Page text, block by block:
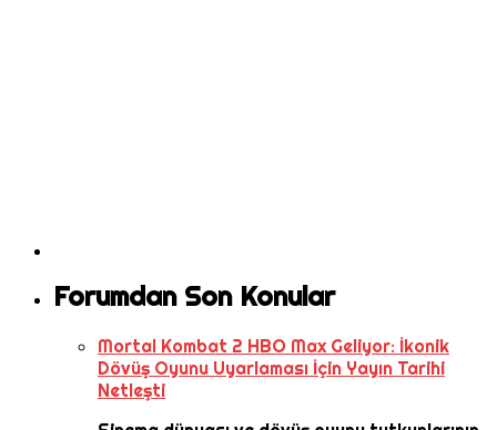
Forumdan Son Konular
Mortal Kombat 2 HBO Max Geliyor: İkonik
Dövüş Oyunu Uyarlaması İçin Yayın Tarihi
Netleşti